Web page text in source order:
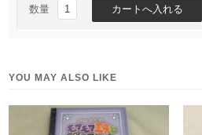
数量
YOU MAY ALSO LIKE